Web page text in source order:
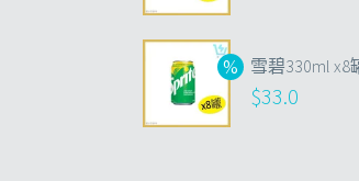
雪碧330ml x8
$33.0